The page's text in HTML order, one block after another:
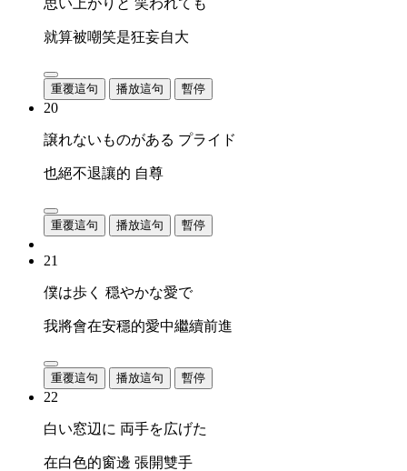
就算被嘲笑是狂妄自大
重覆這句 播放這句 暫停
20
譲れないものがある プライド
也絕不退讓的 自尊
重覆這句 播放這句 暫停
21
僕は歩く 穏やかな愛で
我將會在安穩的愛中繼續前進
重覆這句 播放這句 暫停
22
白い窓辺に 両手を広げた
在白色的窗邊 張開雙手